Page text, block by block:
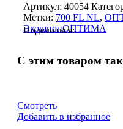
Артикул: 40054
Метки: 700 FL NL,
ЭкошпонОПТИМА
Поделиться:
С этим товаром
Смотреть
Добавить в избранное